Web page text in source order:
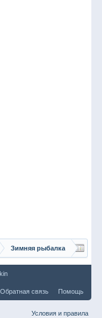
Зимняя рыбалка
Обратная связь Помощь
Условия и правила